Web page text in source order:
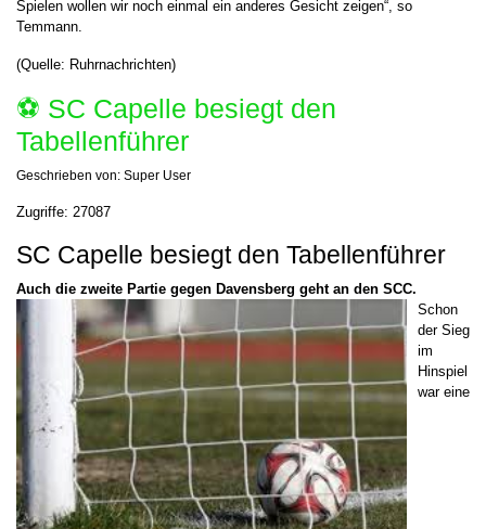
Spielen wollen wir noch einmal ein anderes Gesicht zeigen“, so
Temmann.
(Quelle: Ruhrnachrichten)
⚽️ SC Capelle besiegt den
Tabellenführer
Geschrieben von: Super User
Zugriffe: 27087
SC Capelle besiegt den Tabellenführer
Auch die zweite Partie gegen Davensberg geht an den SCC.
Schon
der Sieg
im
Hinspiel
war eine